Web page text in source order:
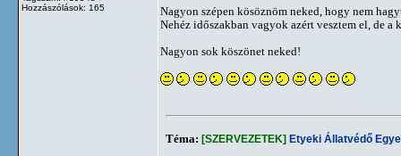
Hozzászólások: 165
Nagyon szépen kösöznöm neked, hogy nem
Nehéz időszakban vagyok azért vesztem el, de
Nagyon sok köszönet neked!
Téma: [SZERVEZETEK] Etyeki Állatvédő